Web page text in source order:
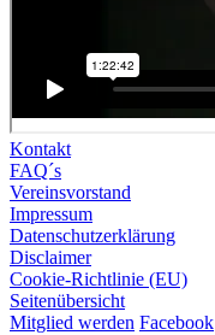
Kontakt
FAQ´s
Vereinsvorstand
Impressum
Datenschutzerklärung
Disclaimer
Cookie-Richtlinie (EU)
Seitenübersicht
Mitglied werden Facebook